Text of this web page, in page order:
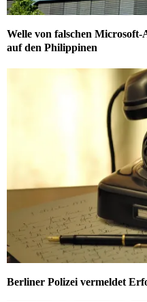
Welle von falschen
auf den Philippinen
Berliner Polizei vermeldet